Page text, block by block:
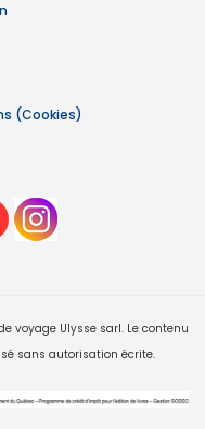
(Cookies)
voyage Ulysse sarl. Le contenu
sans autorisation écrite.